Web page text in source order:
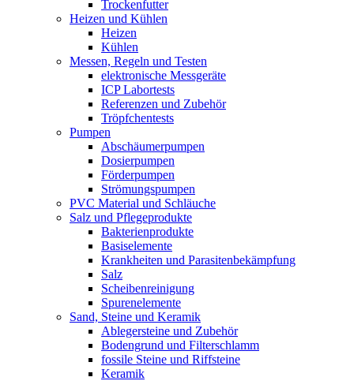
Trockenfutter
Heizen und Kühlen
Heizen
Kühlen
Messen, Regeln und Testen
elektronische Messgeräte
ICP Labortests
Referenzen und Zubehör
Tröpfchentests
Pumpen
Abschäumerpumpen
Dosierpumpen
Förderpumpen
Strömungspumpen
PVC Material und Schläuche
Salz und Pflegeprodukte
Bakterienprodukte
Basiselemente
Krankheiten und Parasitenbekämpfung
Salz
Scheibenreinigung
Spurenelemente
Sand, Steine und Keramik
Ablegersteine und Zubehör
Bodengrund und Filterschlamm
fossile Steine und Riffsteine
Keramik